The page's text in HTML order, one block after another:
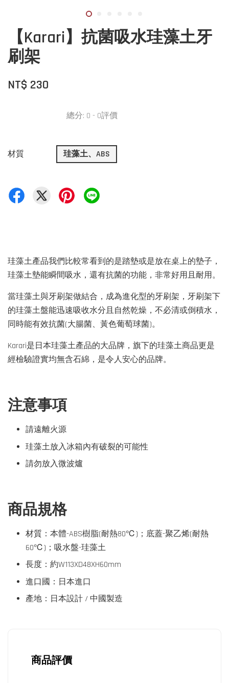
【Karari】抗菌吸水珪藻土牙
刷架
NT$ 230
總分: 0 - 0評價
材質 珪藻土、ABS
珪藻土產品我們比較常看到的是踏墊或是放在桌上的墊子，
珪藻土墊能瞬間吸水，還有抗菌的功能，非常好用且耐用。
當珪藻土與牙刷架做結合，成為進化型的牙刷架，牙刷架下
的珪藻土盤能迅速吸收水分且自然乾燥，不必清或倒積水，
同時能有效抗菌(大腸菌、黃色葡萄球菌)。
Karari是日本珪藻土產品的大品牌，旗下的珪藻土商品更是
經檢驗證實均無含石綿，是令人安心的品牌。
注意事項
請遠離火源
珪藻土放入冰箱內有破裂的可能性
請勿放入微波爐
商品規格
材質：本體-ABS樹脂(耐熱80℃)；底蓋-聚乙烯(耐熱
60℃)；吸水盤-珪藻土
長度：約W113XD48XH60mm
進口國：日本進口
產地：日本設計 / 中國製造
商品評價